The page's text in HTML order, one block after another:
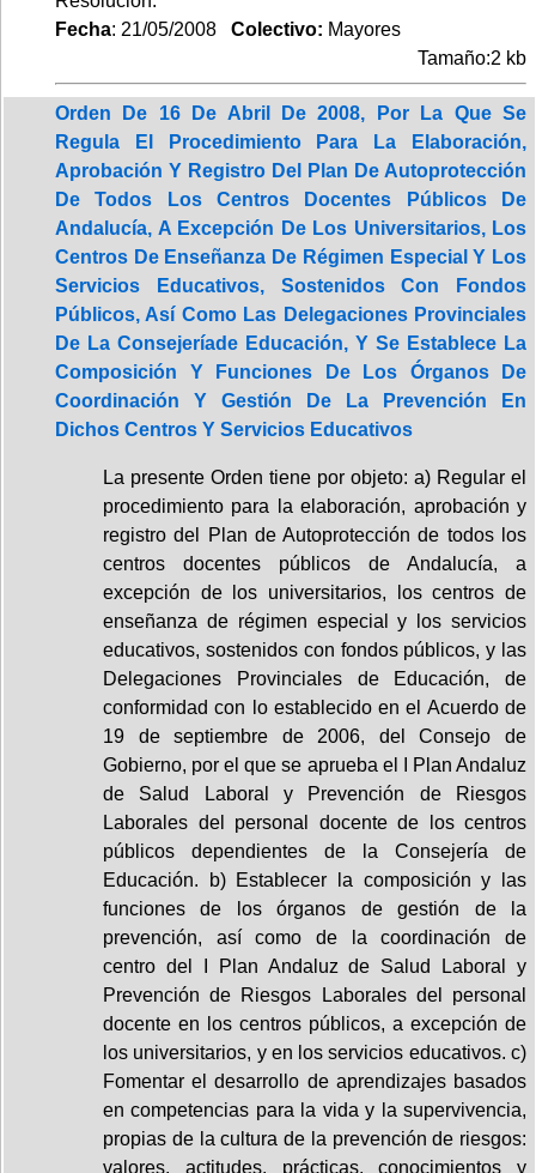
Fecha: 21/05/2008 Colectivo: Mayores
Tamaño:2 kb
Orden De 16 De Abril De 2008, Por La Que Se
Regula El Procedimiento Para La Elaboración,
Aprobación Y Registro Del Plan De Autoprotección
De Todos Los Centros Docentes Públicos De
Andalucía, A Excepción De Los Universitarios, Los
Centros De Enseñanza De Régimen Especial Y Los
Servicios Educativos, Sostenidos Con Fondos
Públicos, Así Como Las Delegaciones Provinciales
De La Consejeríade Educación, Y Se Establece La
Composición Y Funciones De Los Órganos De
Coordinación Y Gestión De La Prevención En
Dichos Centros Y Servicios Educativos
La presente Orden tiene por objeto: a) Regular el
procedimiento para la elaboración, aprobación y
registro del Plan de Autoprotección de todos los
centros docentes públicos de Andalucía, a
excepción de los universitarios, los centros de
enseñanza de régimen especial y los servicios
educativos, sostenidos con fondos públicos, y las
Delegaciones Provinciales de Educación, de
conformidad con lo establecido en el Acuerdo de
19 de septiembre de 2006, del Consejo de
Gobierno, por el que se aprueba el I Plan Andaluz
de Salud Laboral y Prevención de Riesgos
Laborales del personal docente de los centros
públicos dependientes de la Consejería de
Educación. b) Establecer la composición y las
funciones de los órganos de gestión de la
prevención, así como de la coordinación de
centro del I Plan Andaluz de Salud Laboral y
Prevención de Riesgos Laborales del personal
docente en los centros públicos, a excepción de
los universitarios, y en los servicios educativos. c)
Fomentar el desarrollo de aprendizajes basados
en competencias para la vida y la supervivencia,
propias de la cultura de la prevención de riesgos:
valores, actitudes, prácticas, conocimientos y